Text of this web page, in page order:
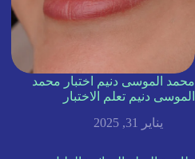
محمد الموسى دنيم اختبار محمد
الموسى دنيم تعلم الاختبار
يناير 31, 2025